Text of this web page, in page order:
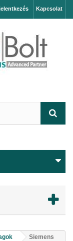
Kapcsolat
Siemens